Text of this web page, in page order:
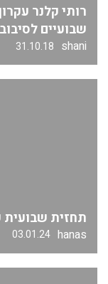
רותי קלנר
שבועיים
shani
31.10.18
תחזית שבועית
hanas
03.01.24